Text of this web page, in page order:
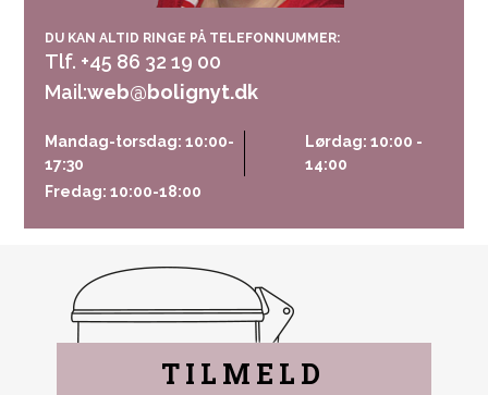
DU KAN ALTID RINGE PÅ TELEFONNUMMER:
Tlf. +45 86 32 19 00
Mail:web@bolignyt.dk
Mandag-torsdag: 10:00-
17:30
Fredag: 10:00-18:00
Lørdag: 10:00 -
14:00
TILMELD